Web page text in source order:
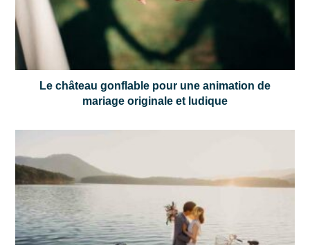
Le château gonflable pour une animation de
mariage originale et ludique